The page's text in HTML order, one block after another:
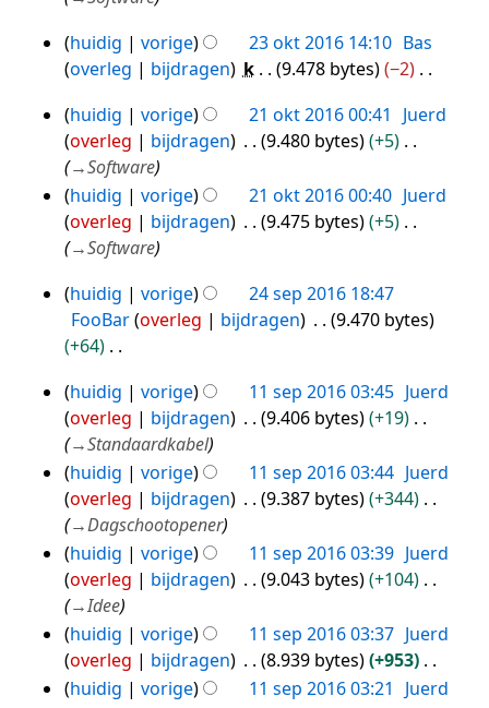
n
g
s
s
a
e
n
v
a
t
t
n
g
i
n
g
s
s
a
m
e
n
v
t
i
g
2016
23
okt
2016
huidig vorige 23 okt 2016 14:10 Bas
overleg
bijdragen k 9.478 bytes
−2
e
e
n
b
e
w
r
i
n
g
s
s
a
m
e
n
v
a
t
t
i
21
okt
2016
huidig vorige 21 okt 2016 00:41
Juerd
overleg
bijdragen 9.480 bytes
+5
→Software
huidig
vorige 21 okt 2016 00:40 Juerd
overleg
bijdragen 9.475 bytes
+5
→Software
24
sep
2016
huidig vorige
24 sep 2016 18:47
FooBar overleg bijdragen
9.470 bytes
+64
e
e
n
b
e
w
e
r
k
i
n
g
11
sep
2016
huidig vorige 11 sep 2016 03:45 Juerd
overleg
bijdragen 9.406 bytes
+19
→Standaardkabel
huidig
vorige 11 sep 2016 03:44 Juerd
overleg
bijdragen 9.387 bytes
+344
→Dagschootopener
huidig
vorige 11 sep 2016 03:39 Juerd
overleg
bijdragen 9.043 bytes
+104
→Idee
huidig
vorige 11 sep 2016 03:37 Juerd
overleg
bijdragen 8.939 bytes
+953
Ghuidig vorige 11 sep 2016 03:21
Juerd